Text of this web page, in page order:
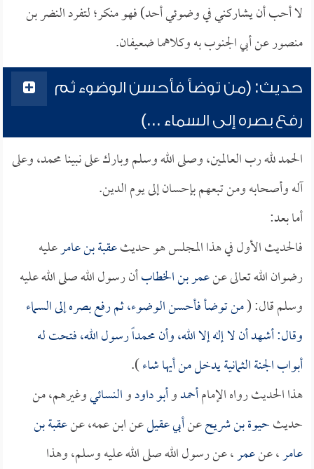
لا أحب أن يشاركني في وضوئي أحد) فهو منكر؛ لتفرد النضر بن
منصور عن أبي الجنوب به وكلاهما ضعيفان.
حديث: (من توضأ فأحسن الوضوء ثم
رفع بصره إلى السماء ...)
الحمد لله رب العالمين، وصلى الله وسلم وبارك على نبينا محمد، وعلى
آله وأصحابه ومن تبعهم بإحسان إلى يوم الدين.
أما بعد:
فالحديث الأول في هذا المجلس هو حديثعقبة بن عامرعليه
رضوان الله تعالى عنعمر بن الخطابأن رسول الله صلى الله عليه
وسلم قال: (من توضأ فأحسن الوضوء، ثم رفع بصره إلى السماء
وقال: أشهد أن لا إله إلا الله، وأن محمداً رسول الله، فتحت له
أبواب الجنة الثمانية يدخل من أيها شاء).
هذا الحديث رواه الإمامأحمدوأبو داودوالنسائيوغيرهم، من
حديثحيوة بن شريحعنأبي عقيلعن ابن عمه، عنعقبة بن
عامر، عنعمر، عن رسول الله صلى الله عليه وسلم، وهذا